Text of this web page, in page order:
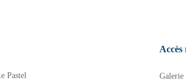
Pastel
Accès
Galerie